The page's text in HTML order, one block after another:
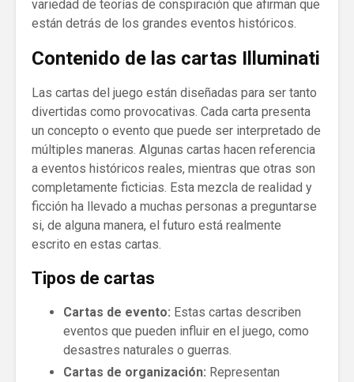
variedad de teorías de conspiración que afirman que
están detrás de los grandes eventos históricos.
Contenido de las cartas Illuminati
Las cartas del juego están diseñadas para ser tanto
divertidas como provocativas. Cada carta presenta
un concepto o evento que puede ser interpretado de
múltiples maneras. Algunas cartas hacen referencia
a eventos históricos reales, mientras que otras son
completamente ficticias. Esta mezcla de realidad y
ficción ha llevado a muchas personas a preguntarse
si, de alguna manera, el futuro está realmente
escrito en estas cartas.
Tipos de cartas
Cartas de evento: Estas cartas describen
eventos que pueden influir en el juego, como
desastres naturales o guerras.
Cartas de organización: Representan